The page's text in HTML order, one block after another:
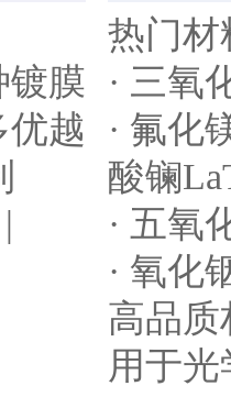
镀膜
越
热门材
· 三氧
· 氟化
酸镧
· 五氧
· 氧化
高品质
用于